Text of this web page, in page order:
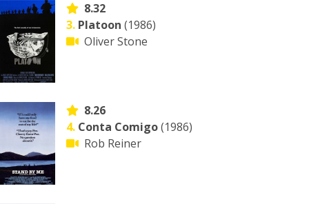
8.32
3. Platoon (1986)
Oliver Stone
8.26
4. Conta Comigo(1986)
Rob Reiner